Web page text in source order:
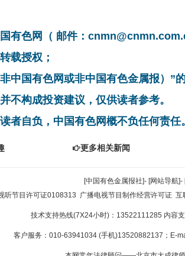
有色网（ 邮件：
载授权；
中国有色网或非中国有色金属报）”
不构成投资建议，仅供读者参考。
者自负，中国有色网概不负任何责任。
更多相关新闻
[中国有色金属报社]- [网站导航]-
听节目许可证0108313 广播电视节目制作经营许可证 互
技术支持热线(7X24小时)：13522111285 内容
客户服务：010-63941034 (手机)13520882137；E-